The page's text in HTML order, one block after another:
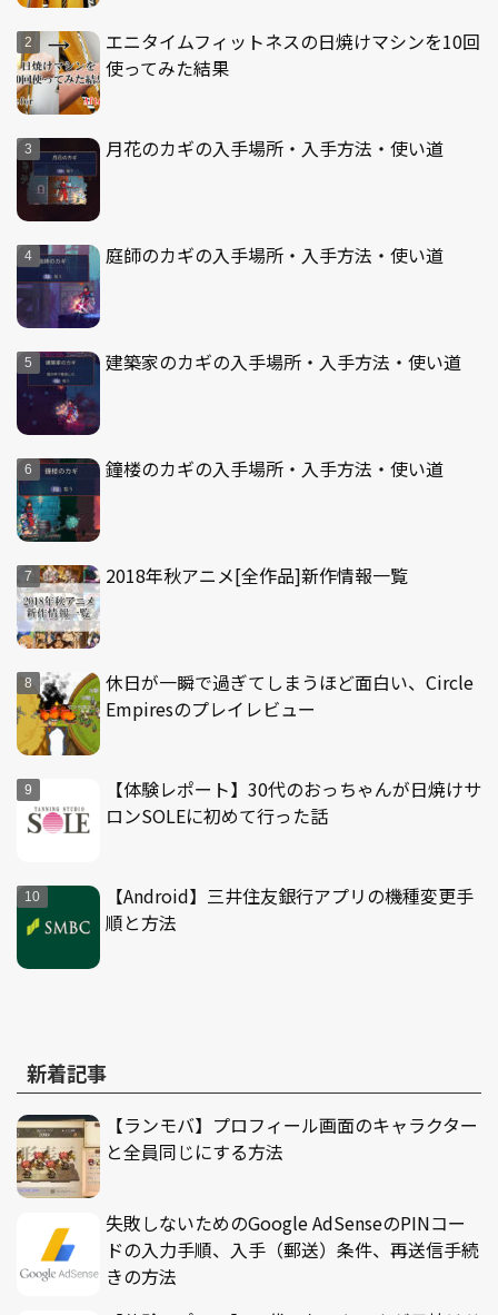
エニタイムフィットネスの日焼けマシンを10回
使ってみた結果
月花のカギの入手場所・入手方法・使い道
庭師のカギの入手場所・入手方法・使い道
建築家のカギの入手場所・入手方法・使い道
鐘楼のカギの入手場所・入手方法・使い道
2018年秋アニメ[全作品]新作情報一覧
休日が一瞬で過ぎてしまうほど面白い、Circle
Empiresのプレイレビュー
【体験レポート】30代のおっちゃんが日焼けサ
ロンSOLEに初めて行った話
【Android】三井住友銀行アプリの機種変更手
順と方法
新着記事
【ランモバ】プロフィール画面のキャラクター
と全員同じにする方法
失敗しないためのGoogle AdSenseのPINコー
ドの入力手順、入手（郵送）条件、再送信手続
きの方法